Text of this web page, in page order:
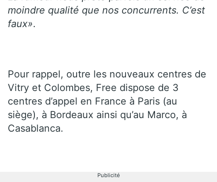
moindre qualité que nos concurrents. C’est
faux».
Pour rappel, outre les nouveaux centres de
Vitry et Colombes, Free dispose de 3
centres d’appel en France à Paris (au
siège), à Bordeaux ainsi qu’au Marco, à
Casablanca.
Publicité